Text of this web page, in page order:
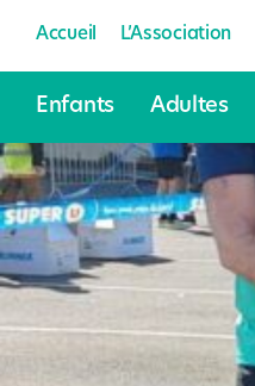
Accueil L’Association
Enfants Adultes